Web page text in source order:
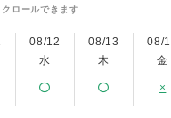
ロールできます
08/12
水
08/13
木
08/
金
×